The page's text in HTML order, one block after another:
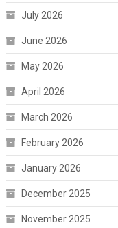
July 2026
June 2026
May 2026
April 2026
March 2026
February 2026
January 2026
December 2025
November 2025